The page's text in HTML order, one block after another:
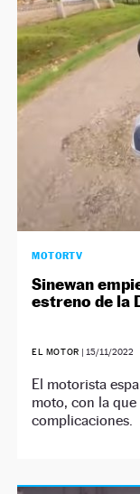
NEWSLETTER
SÍGUENOS
MOTORTV
Sinewan
estreno de la
EL MOTOR | 15/11/2022
El motorista
moto, con la
complicaciones.